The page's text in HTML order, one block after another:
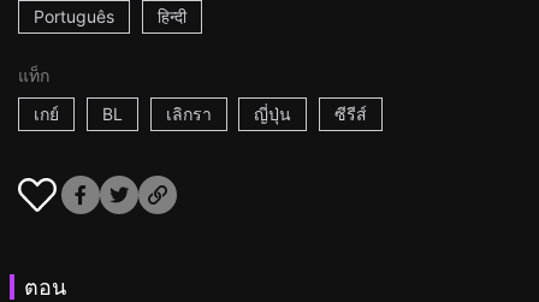
Português हिन्दी
แท็ก
เกย์
BL เลิกรา ญี่ปุ่น ซีรีส์
ตอน